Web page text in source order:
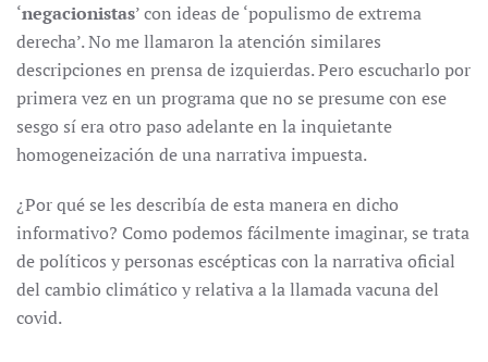
‘negacionistas’ con ideas de ‘populismo de extrema
derecha’. No me llamaron la atención similares
descripciones en prensa de izquierdas. Pero escucharlo por
primera vez en un programa que no se presume con ese
sesgo sí era otro paso adelante en la inquietante
homogeneización de una narrativa impuesta.
¿Por qué se les describía de esta manera en dicho
informativo? Como podemos fácilmente imaginar, se trata
de políticos y personas escépticas con la narrativa oficial
del cambio climático y relativa a la llamada vacuna del
covid.